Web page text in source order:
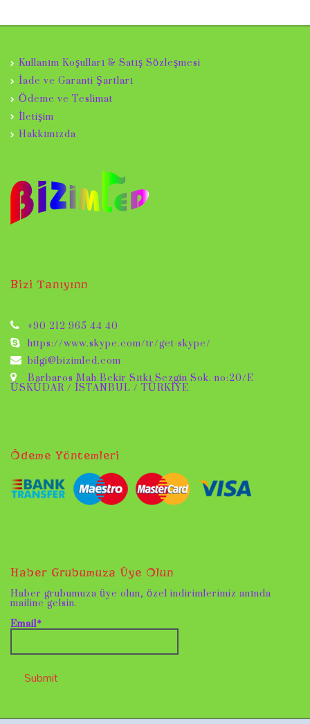
Kullanım Koşulları & Satış Sözleşmesi
İade ve Garanti Şartları
Ödeme ve Teslimat
İletişim
Hakkımızda
Bizi Tanıyınn
+90 212 965 44 40
https://www.skype.com/tr/get-skype/
bilgi@bizimled.com
Barbaros Mah.Bekir Sıtkı Sezgin Sok. no:20/E
ÜSKÜDAR / İSTANBUL / TÜRKİYE
Ödeme Yöntemleri
Haber Grubumuza Üye Olun
Haber grubumuza üye olun, özel indirimlerimiz anında
mailine gelsin.
Email*